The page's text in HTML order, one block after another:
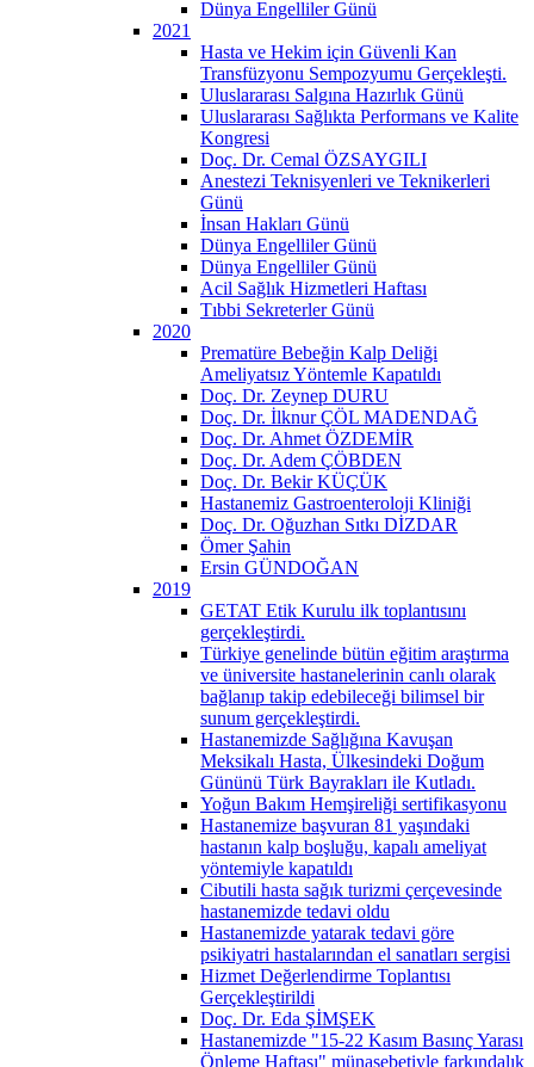
Dünya Engelliler Günü
2021
Hasta ve Hekim için Güvenli Kan
Transfüzyonu Sempozyumu Gerçekleşti.
Uluslararası Salgına Hazırlık Günü
Uluslararası Sağlıkta Performans ve Kalite
Kongresi
Doç. Dr. Cemal ÖZSAYGILI
Anestezi Teknisyenleri ve Teknikerleri
Günü
İnsan Hakları Günü
Dünya Engelliler Günü
Dünya Engelliler Günü
Acil Sağlık Hizmetleri Haftası
Tıbbi Sekreterler Günü
2020
Prematüre Bebeğin Kalp Deliği
Ameliyatsız Yöntemle Kapatıldı
Doç. Dr. Zeynep DURU
Doç. Dr. İlknur ÇÖL MADENDAĞ
Doç. Dr. Ahmet ÖZDEMİR
Doç. Dr. Adem ÇÖBDEN
Doç. Dr. Bekir KÜÇÜK
Hastanemiz Gastroenteroloji Kliniği
Doç. Dr. Oğuzhan Sıtkı DİZDAR
Ömer Şahin
Ersin GÜNDOĞAN
2019
GETAT Etik Kurulu ilk toplantısını
gerçekleştirdi.
Türkiye genelinde bütün eğitim araştırma
ve üniversite hastanelerinin canlı olarak
bağlanıp takip edebileceği bilimsel bir
sunum gerçekleştirdi.
Hastanemizde Sağlığına Kavuşan
Meksikalı Hasta, Ülkesindeki Doğum
Gününü Türk Bayrakları ile Kutladı.
Yoğun Bakım Hemşireliği sertifikasyonu
Hastanemize başvuran 81 yaşındaki
hastanın kalp boşluğu, kapalı ameliyat
yöntemiyle kapatıldı
Cibutili hasta sağık turizmi çerçevesinde
hastanemizde tedavi oldu
Hastanemizde yatarak tedavi göre
psikiyatri hastalarından el sanatları sergisi
Hizmet Değerlendirme Toplantısı
Gerçekleştirildi
Doç. Dr. Eda ŞİMŞEK
Hastanemizde "15-22 Kasım Basınç Yarası
Önleme Haftası" münasebetiyle farkındalık